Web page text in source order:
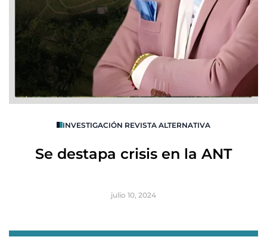
INVESTIGACIÓN REVISTA ALTERNATIVA
Se destapa crisis en la ANT
julio 10, 2024